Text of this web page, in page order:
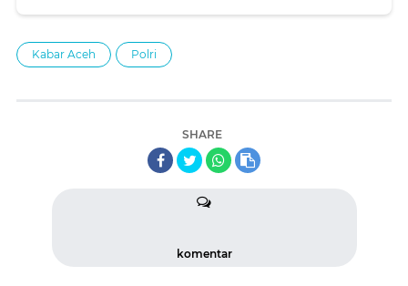
Kabar Aceh Polri
SHARE
komentar